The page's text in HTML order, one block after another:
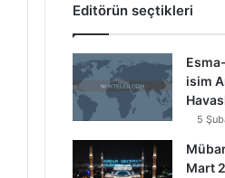
Editörün seçtikleri
isim
5
Mart